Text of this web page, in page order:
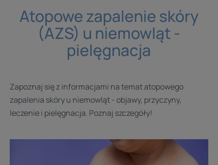
Atopowe zapalenie skóry
(AZS) u niemowląt -
pielęgnacja
Zapoznaj się z informacjami na temat atopowego
zapalenia skóry u niemowląt - objawy, przyczyny,
leczenie i pielęgnacja. Poznaj szczegóły!